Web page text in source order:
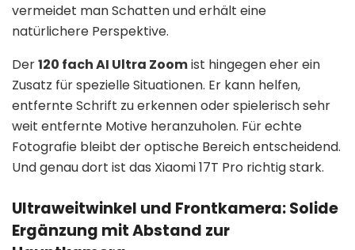
vermeidet man Schatten und erhält eine
natürlichere Perspektive.
Der120 fach AI Ultra Zoomist hingegen eher ein
Zusatz für spezielle Situationen. Er kann helfen,
entfernte Schrift zu erkennen oder spielerisch sehr
weit entfernte Motive heranzuholen. Für echte
Fotografie bleibt der optische Bereich entscheidend.
Und genau dort ist das Xiaomi 17T Pro richtig stark.
Ultraweitwinkel und Frontkamera: Solide
Ergänzung mit Abstand zur